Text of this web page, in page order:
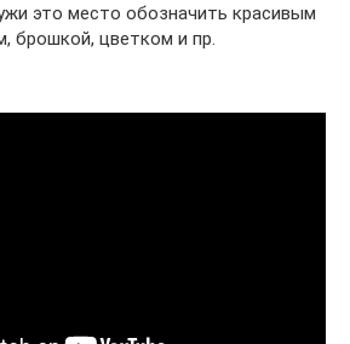
это место обозначить красивым
брошкой, цветком и пр.